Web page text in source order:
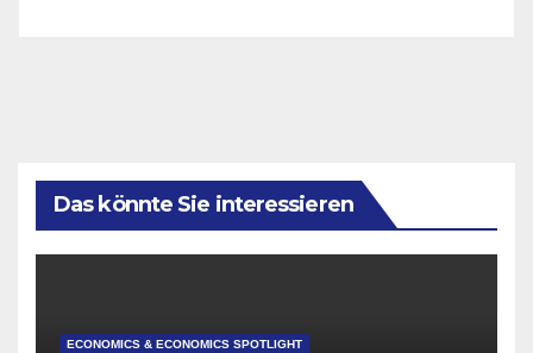
Das könnte Sie interessieren
ECONOMICS & ECONOMICS SPOTLIGHT